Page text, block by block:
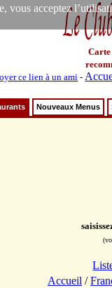
vous acceptez
Carte
ce lien à un ami -
Nouveaux Menus
Accueil /